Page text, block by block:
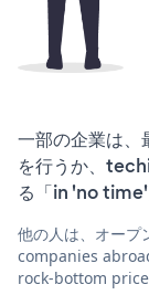
一部の企業は
を行うか、
る「in 'no time'
他の人は、オープ
companies
rock-bottom